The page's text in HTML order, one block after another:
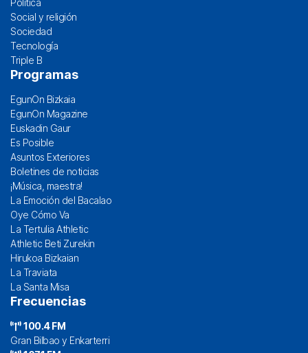
Política
Social y religión
Sociedad
Tecnología
Triple B
Programas
EgunOn Bizkaia
EgunOn Magazine
Euskadin Gaur
Es Posible
Asuntos Exteriores
Boletines de noticias
¡Música, maestra!
La Emoción del Bacalao
Oye Cómo Va
La Tertulia Athletic
Athletic Beti Zurekin
Hirukoa Bizkaian
La Traviata
La Santa Misa
Frecuencias
100.4 FM
Gran Bilbao y Enkarterri